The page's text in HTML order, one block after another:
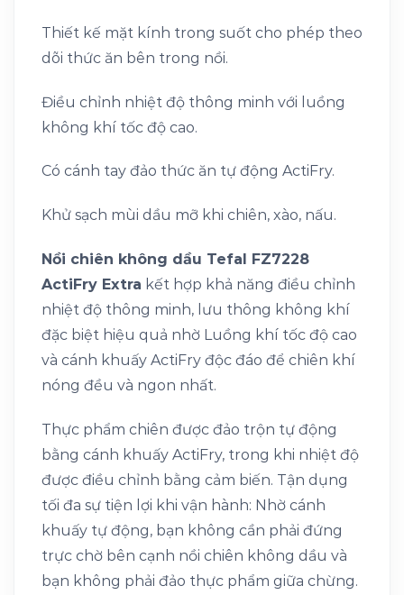
Thiết kế mặt kính trong suốt cho phép theo
dõi thức ăn bên trong nồi.
Điều chỉnh nhiệt độ thông minh với luồng
không khí tốc độ cao.
Có cánh tay đảo thức ăn tự động ActiFry.
Khử sạch mùi dầu mỡ khi chiên, xào, nấu.
Nồi chiên không dầu Tefal FZ7228
ActiFry Extra kết hợp khả năng điều chỉnh
nhiệt độ thông minh, lưu thông không khí
đặc biệt hiệu quả nhờ Luồng khí tốc độ cao
và cánh khuấy ActiFry độc đáo để chiên khí
nóng đều và ngon nhất.
Thực phẩm chiên được đảo trộn tự động
bằng cánh khuấy ActiFry, trong khi nhiệt độ
được điều chỉnh bằng cảm biến. Tận dụng
tối đa sự tiện lợi khi vận hành: Nhờ cánh
khuấy tự động, bạn không cần phải đứng
trực chờ bên cạnh nồi chiên không dầu và
bạn không phải đảo thực phẩm giữa chừng.